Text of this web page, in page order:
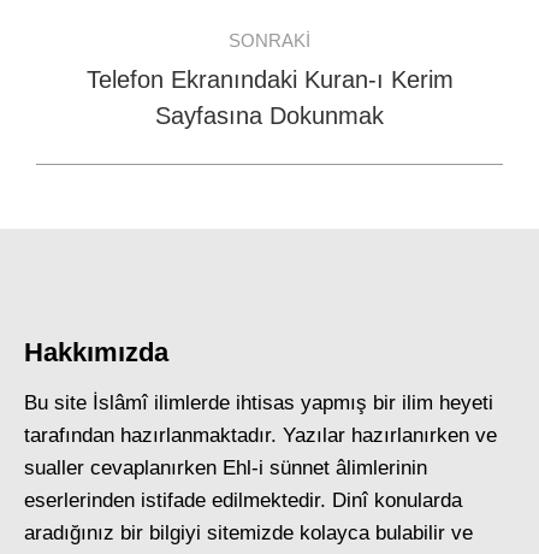
SONRAKI
Next
post:
Telefon Ekranındaki Kuran-ı Kerim
Sayfasına Dokunmak
Hakkımızda
Bu site İslâmî ilimlerde ihtisas yapmış bir ilim heyeti
tarafından hazırlanmaktadır. Yazılar hazırlanırken ve
sualler cevaplanırken Ehl-i sünnet âlimlerinin
eserlerinden istifade edilmektedir. Dinî konularda
aradığınız bir bilgiyi sitemizde kolayca bulabilir ve